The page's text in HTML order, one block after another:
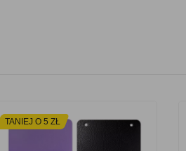
TANIEJ O 5 ZŁ